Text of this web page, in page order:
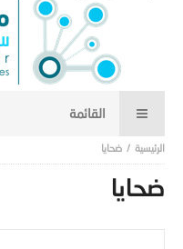
ضحايا
ضحايا